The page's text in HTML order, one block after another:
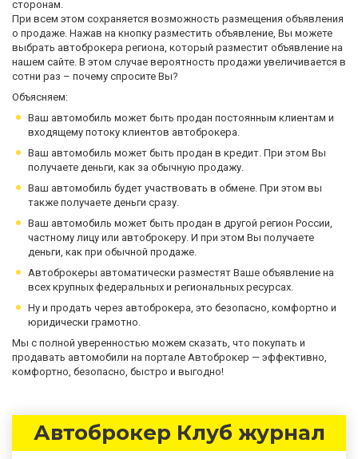
сторонам.
При всем этом сохраняется возможность размещения объявления
о продаже. Нажав на кнопку разместить объявление, Вы можете
выбрать автоброкера региона, который разместит объявление на
нашем сайте. В этом случае вероятность продажи увеличивается в
сотни раз – почему спросите Вы?
Объясняем:
Ваш автомобиль может быть продан постоянным клиентам и
входящему потоку клиентов автоброкера.
Ваш автомобиль может быть продан в кредит. При этом Вы
получаете деньги, как за обычную продажу.
Ваш автомобиль будет участвовать в обмене. При этом вы
также получаете деньги сразу.
Ваш автомобиль может быть продан в другой регион России,
частному лицу или автоброкеру. И при этом Вы получаете
деньги, как при обычной продаже.
Автоброкеры автоматически разместят Ваше объявление на
всех крупных федеральных и региональных ресурсах.
Ну и продать через автоброкера, это безопасно, комфортно и
юридически грамотно.
Мы с полной уверенностью можем сказать, что покупать и
продавать автомобили на портале Автоброкер — эффективно,
комфортно, безопасно, быстро и выгодно!
Автоброкер Клуб журнал